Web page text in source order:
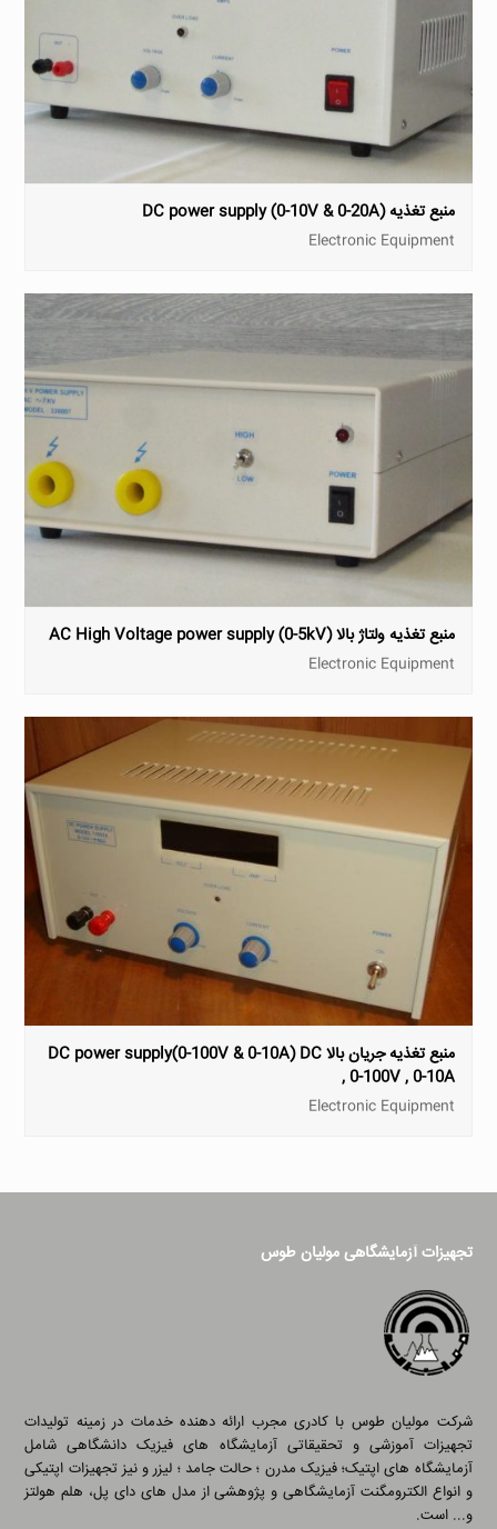
منبع تغذیه DC power supply (0-10V & 0-20A)
Electronic Equipment
منبع تغذیه ولتاژ بالا AC High Voltage power supply (0-5kV)
Electronic Equipment
منبع تغذیه جریان بالا DC power supply(0-100V & 0-10A) DC
, 0-100V , 0-10A
Electronic Equipment
تجهیزات آزمایشگاهی مولیان طوس
شرکت مولیان طوس با کادری مجرب ارائه دهنده خدمات در زمینه تولیدات
تجهیزات آموزشی و تحقیقاتی آزمایشگاه های فیزیک دانشگاهی شامل
آزمایشگاه های اپتیک؛ فیزیک مدرن ؛ حالت جامد ؛ لیزر و نیز تجهیزات اپتیکی
و انواع الکترومگنت آزمایشگاهی و پژوهشی از مدل های دای پل، هلم هولتز
و... است.